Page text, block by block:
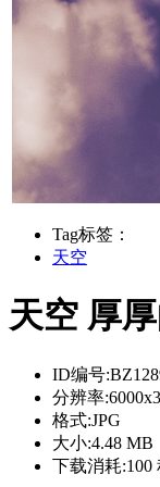
Tag标签：
天空
天空 厚
ID编号:
分辨率:
格式:JPG
大小:4.48 MB
下载消耗:100